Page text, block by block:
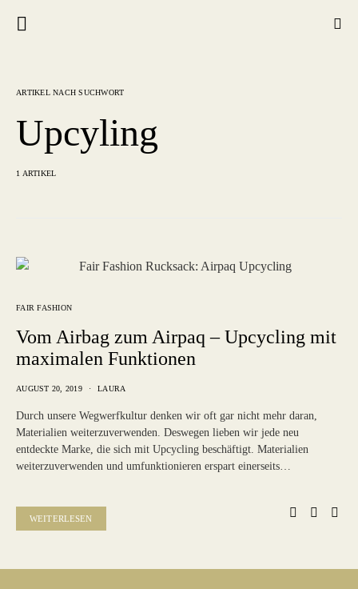
ARTIKEL NACH SUCHWORT
Upcyling
1 ARTIKEL
FAIR FASHION
Vom Airbag zum Airpaq – Upcycling mit
maximalen Funktionen
AUGUST 20, 2019 LAURA
Durch unsere Wegwerfkultur denken wir oft gar nicht mehr daran,
Materialien weiterzuverwenden. Deswegen lieben wir jede neu
entdeckte Marke, die sich mit Upcycling beschäftigt. Materialien
weiterzuverwenden und umfunktionieren erspart einerseits…
WEITERLESEN